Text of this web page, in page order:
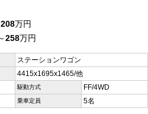
208万円
258万円
ステーションワゴン
4415x1695x1465/他
駆動方式 FF/4WD
乗車定員 5名